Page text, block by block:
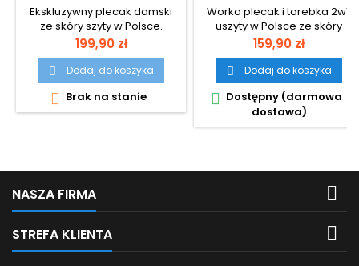
Ekskluzywny plecak damski
ze skóry szyty w Polsce.
Cena
199,90 zł
 Dodaj do koszyka
 Brak na stanie
Worko plecak i torebka 2w1,
uszyty w Polsce ze skóry
owczej.
Cena
159,90 zł
 Dodaj do koszyka
 Dostępny (darmowa
dostawa)
NASZA FIRMA 
STREFA KLIENTA 